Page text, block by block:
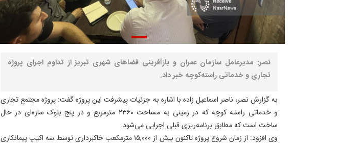
نصر: مدیرعامل سازمان عمران و بازآفرینی فضاهای شهری تبریز از تداوم اجرای پروژه
تجاری و خدماتی راسته‌کوچه خبر داد.
به گزارش نصر، ناصر اسماعیل زاده با اشاره به جزئیات پیشرفت این پروژه گفت: پروژه مجتمع تجاری
و خدماتی راسته کوچه که در زمینی به مساحت ۲۳۶۰ مترمربع و در پنج بلوک سازه‌ای در حال
ساخت است که‌ مطابق برنامه‌ریزی قبلی اجرایی می‌شود.
‌وی افزود: از زمان شروع پروژه تاکنون بیش از ۱۵,۰۰۰ مترمکعب خاکبرداری توسط سه اکیپ پیمانکاری